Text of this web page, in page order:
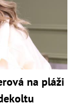
na pláži